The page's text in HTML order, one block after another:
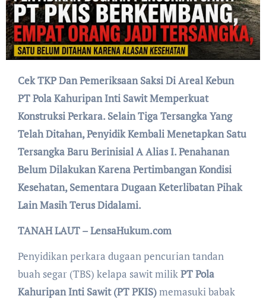
Cek TKP Dan Pemeriksaan Saksi Di Areal Kebun
PT Pola Kahuripan Inti Sawit Memperkuat
Konstruksi Perkara. Selain Tiga Tersangka Yang
Telah Ditahan, Penyidik Kembali Menetapkan Satu
Tersangka Baru Berinisial A Alias I. Penahanan
Belum Dilakukan Karena Pertimbangan Kondisi
Kesehatan, Sementara Dugaan Keterlibatan Pihak
Lain Masih Terus Didalami.
TANAH LAUT – LensaHukum.com
Penyidikan perkara dugaan pencurian tandan
buah segar (TBS) kelapa sawit milikPT Pola
Kahuripan Inti Sawit (PT PKIS)memasuki babak